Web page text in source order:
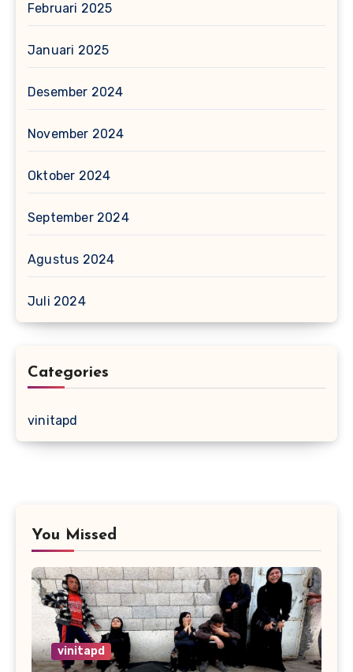
Februari 2025
Januari 2025
Desember 2024
November 2024
Oktober 2024
September 2024
Agustus 2024
Juli 2024
Categories
vinitapd
You Missed
vinitapd